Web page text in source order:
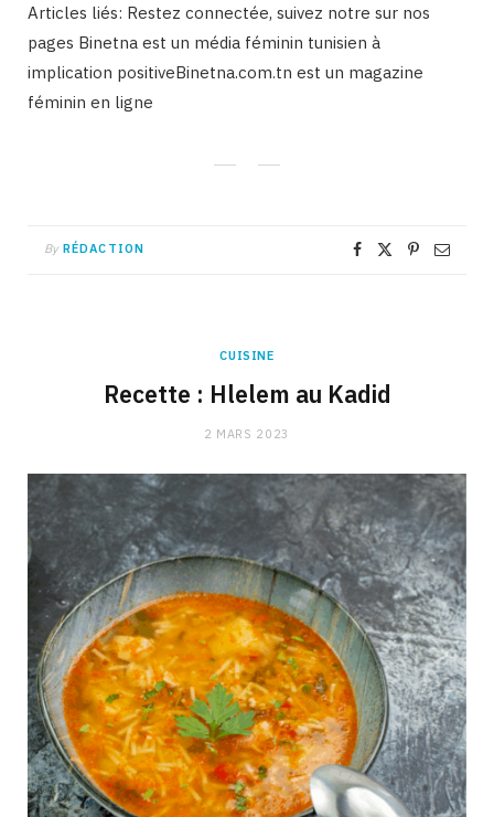
Articles liés: Restez connectée, suivez notre sur nos
pages Binetna est un média féminin tunisien à
implication positiveBinetna.com.tn est un magazine
féminin en ligne
By RÉDACTION
CUISINE
Recette : Hlelem au Kadid
2 MARS 2023